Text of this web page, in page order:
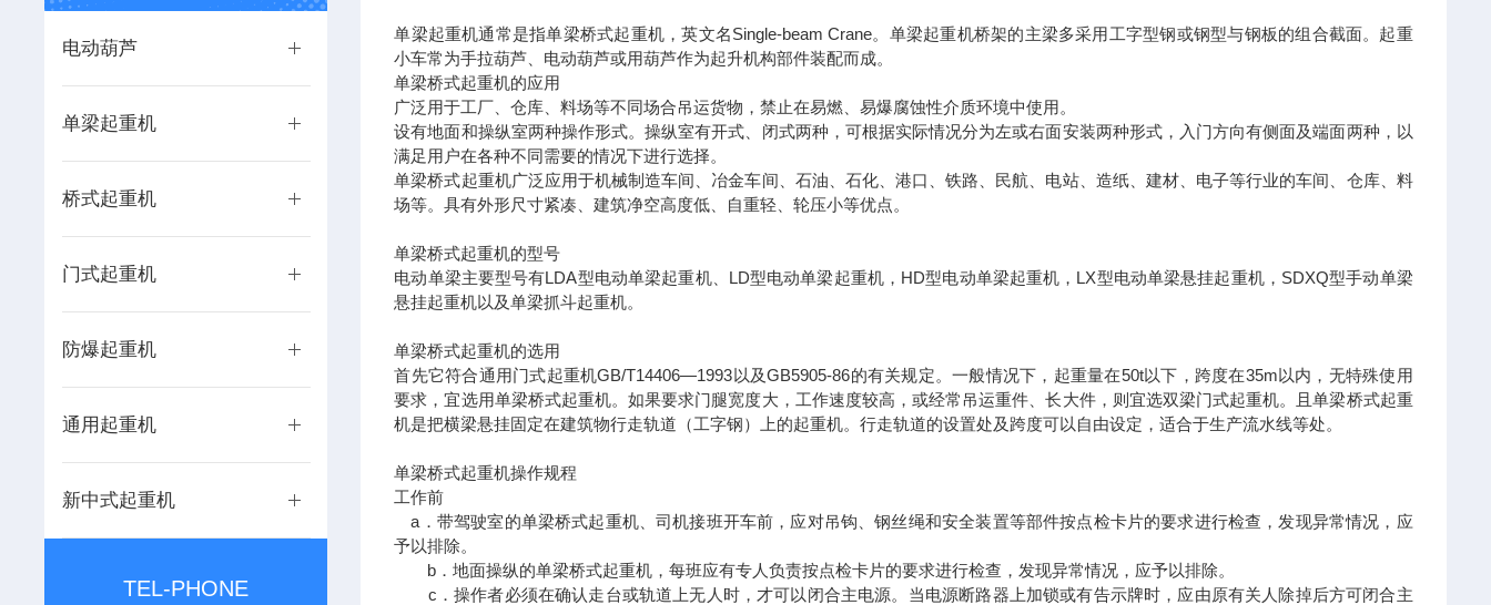
电动葫芦
单梁起重机
桥式起重机
门式起重机
防爆起重机
通用起重机
新中式起重机
TEL-PHONE
单梁起重机通常是指单梁桥式起重机，英文名Single-beam Crane。单梁起重机桥架的主梁多采用工字型钢或钢型与钢板的组合截面。起重
小车常为手拉葫芦、电动葫芦或用葫芦作为起升机构部件装配而成。
单梁桥式起重机的应用
广泛用于工厂、仓库、料场等不同场合吊运货物，禁止在易燃、易爆腐蚀性介质环境中使用。
设有地面和操纵室两种操作形式。操纵室有开式、闭式两种，可根据实际情况分为左或右面安装两种形式，入门方向有侧面及端面两种，以
满足用户在各种不同需要的情况下进行选择。
单梁桥式起重机广泛应用于机械制造车间、冶金车间、石油、石化、港口、铁路、民航、电站、造纸、建材、电子等行业的车间、仓库、料
场等。具有外形尺寸紧凑、建筑净空高度低、自重轻、轮压小等优点。
单梁桥式起重机的型号
电动单梁主要型号有LDA型电动单梁起重机、LD型电动单梁起重机，HD型电动单梁起重机，LX型电动单梁悬挂起重机，SDXQ型手动单梁
悬挂起重机以及单梁抓斗起重机。
单梁桥式起重机的选用
首先它符合通用门式起重机GB/T14406—1993以及GB5905-86的有关规定。一般情况下，起重量在50t以下，跨度在35m以内，无特殊使用
要求，宜选用单梁桥式起重机。如果要求门腿宽度大，工作速度较高，或经常吊运重件、长大件，则宜选双梁门式起重机。且单梁桥式起重
机是把横梁悬挂固定在建筑物行走轨道（工字钢）上的起重机。行走轨道的设置处及跨度可以自由设定，适合于生产流水线等处。
单梁桥式起重机操作规程
工作前
a．带驾驶室的单梁桥式起重机、司机接班开车前，应对吊钩、钢丝绳和安全装置等部件按点检卡片的要求进行检查，发现异常情况，应
予以排除。
b．地面操纵的单梁桥式起重机，每班应有专人负责按点检卡片的要求进行检查，发现异常情况，应予以排除。
c．操作者必须在确认走台或轨道上无人时，才可以闭合主电源。当电源断路器上加锁或有告示牌时，应由原有关人除掉后方可闭合主